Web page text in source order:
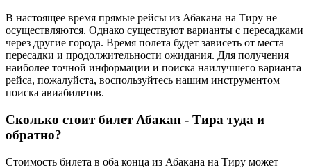
В настоящее время прямые рейсы из Абакана на Тиру не
осуществляются. Однако существуют варианты с пересадками
через другие города. Время полета будет зависеть от места
пересадки и продолжительности ожидания. Для получения
наиболее точной информации и поиска наилучшего варианта
рейса, пожалуйста, воспользуйтесь нашим инструментом
поиска авиабилетов.
Сколько стоит билет Абакан - Тира туда и
обратно?
Стоимость билета в оба конца из Абакана на Тиру может